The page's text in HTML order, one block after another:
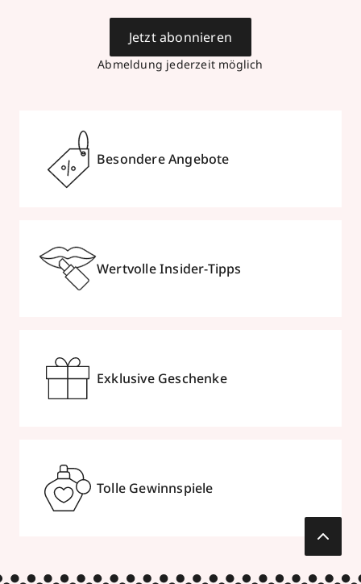
Abmeldung jederzeit möglich
Jetzt abonnieren
Besondere Angebote
Wertvolle Insider-Tipps
Exklusive Geschenke
Tolle Gewinnspiele